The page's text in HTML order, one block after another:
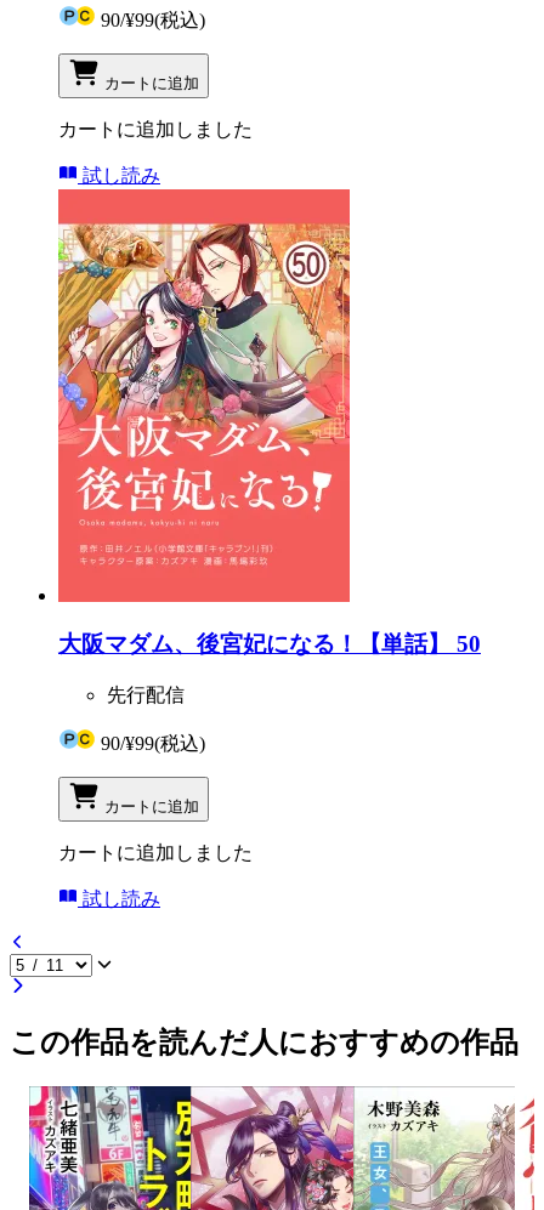
90/¥99(税込)
カートに追加
カートに追加しました
試し読み
大阪マダム、後宮妃になる！【単話】 50
先行配信
90/¥99(税込)
カートに追加
カートに追加しました
試し読み
この作品を読んだ人におすすめの作品